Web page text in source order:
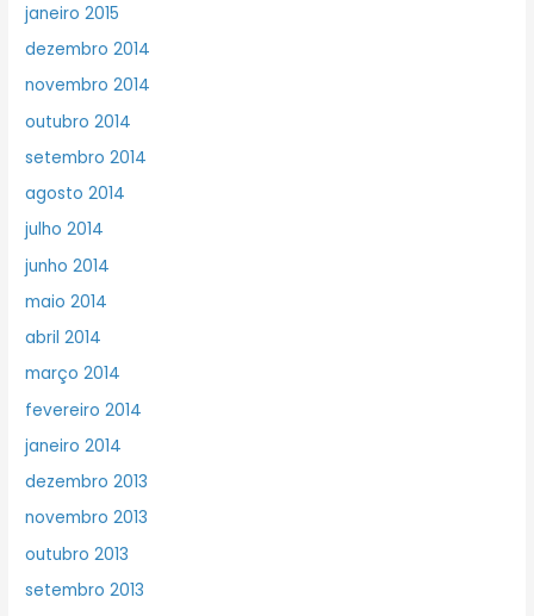
janeiro 2015
dezembro 2014
novembro 2014
outubro 2014
setembro 2014
agosto 2014
julho 2014
junho 2014
maio 2014
abril 2014
março 2014
fevereiro 2014
janeiro 2014
dezembro 2013
novembro 2013
outubro 2013
setembro 2013